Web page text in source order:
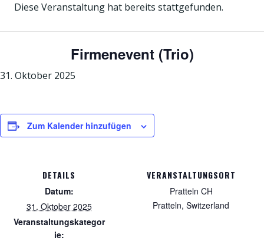
Diese Veranstaltung hat bereits stattgefunden.
Firmenevent (Trio)
31. Oktober 2025
Zum Kalender hinzufügen
DETAILS
Datum:
31. Oktober 2025
Veranstaltungskategor
ie:
VERANSTALTUNGSORT
Pratteln CH
Pratteln, Switzerland